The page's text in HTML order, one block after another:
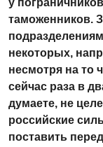
у
таможенников.
некоторых,
несмотря на то
сейчас раза в
думаете, не
российские
поставить